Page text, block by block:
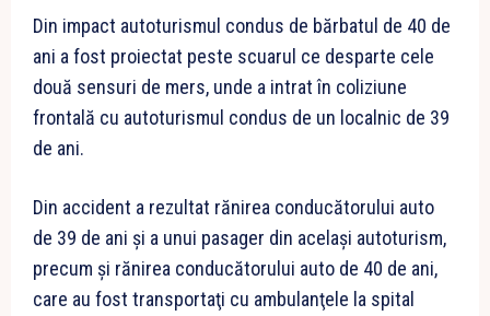
Din impact autoturismul condus de bărbatul de 40 de
ani a fost proiectat peste scuarul ce desparte cele
două sensuri de mers, unde a intrat în coliziune
frontală cu autoturismul condus de un localnic de 39
de ani.
Din accident a rezultat rănirea conducătorului auto
de 39 de ani şi a unui pasager din acelaşi autoturism,
precum şi rănirea conducătorului auto de 40 de ani,
care au fost transportaţi cu ambulanţele la spital